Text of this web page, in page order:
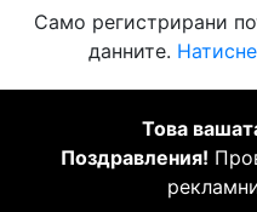
Само регистрирани
данните.
Това
Поздравления!